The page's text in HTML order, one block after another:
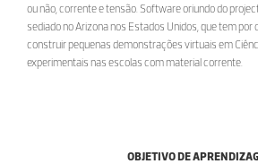
ou não, corrente e tensão. Software oriundo do
sediado no Arizona nos Estados Unidos, que tem por
construir pequenas demonstrações virtuais em
experimentais nas escolas com material corrente.
OBJETIVO DE